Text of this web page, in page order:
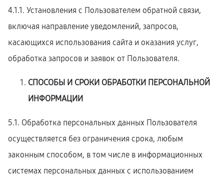
4.1.1. Установления с Пользователем обратной связи,
включая направление уведомлений, запросов,
касающихся использования сайта и оказания услуг,
обработка запросов и заявок от Пользователя.
СПОСОБЫ И СРОКИ ОБРАБОТКИ ПЕРСОНАЛЬНОЙ
ИНФОРМАЦИИ
5.1. Обработка персональных данных Пользователя
осуществляется без ограничения срока, любым
законным способом, в том числе в информационных
системах персональных данных с использованием